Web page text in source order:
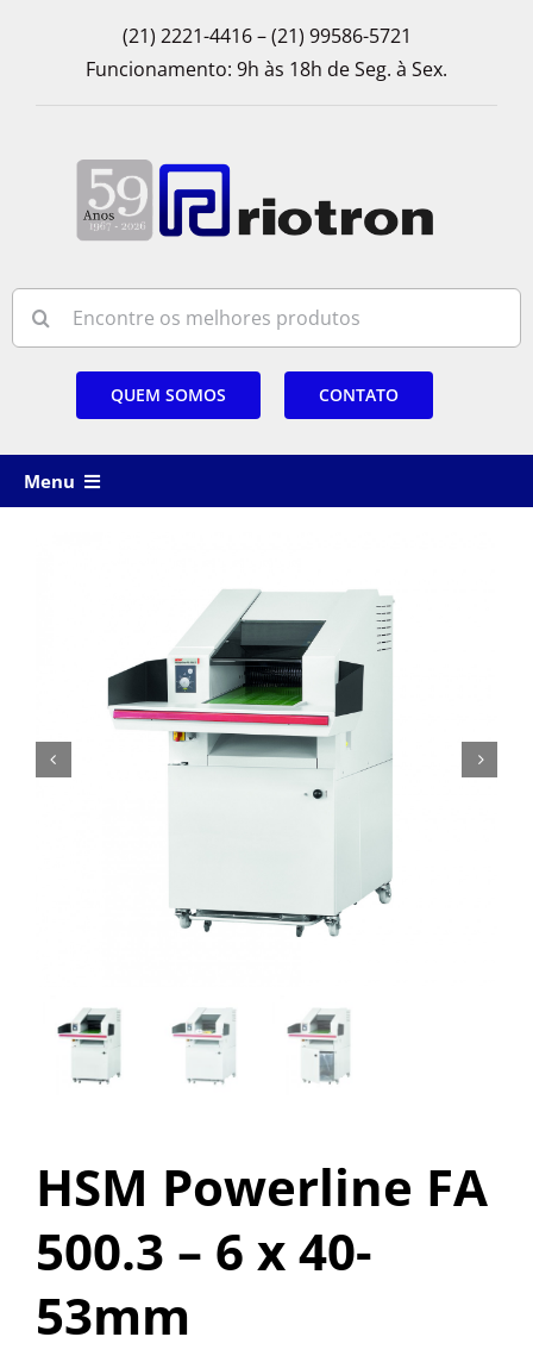
(21) 2221-4416 – (21) 99586-5721
Funcionamento: 9h às 18h de Seg. à Sex.
for:
QUEM SOMOS CONTATO
Menu
FRAGMENTADORAS
IMPRESSORAS
MULTIFUNCIONAIS
BLOG
 
HSM Powerline FA
500.3 – 6 x 40-
53mm